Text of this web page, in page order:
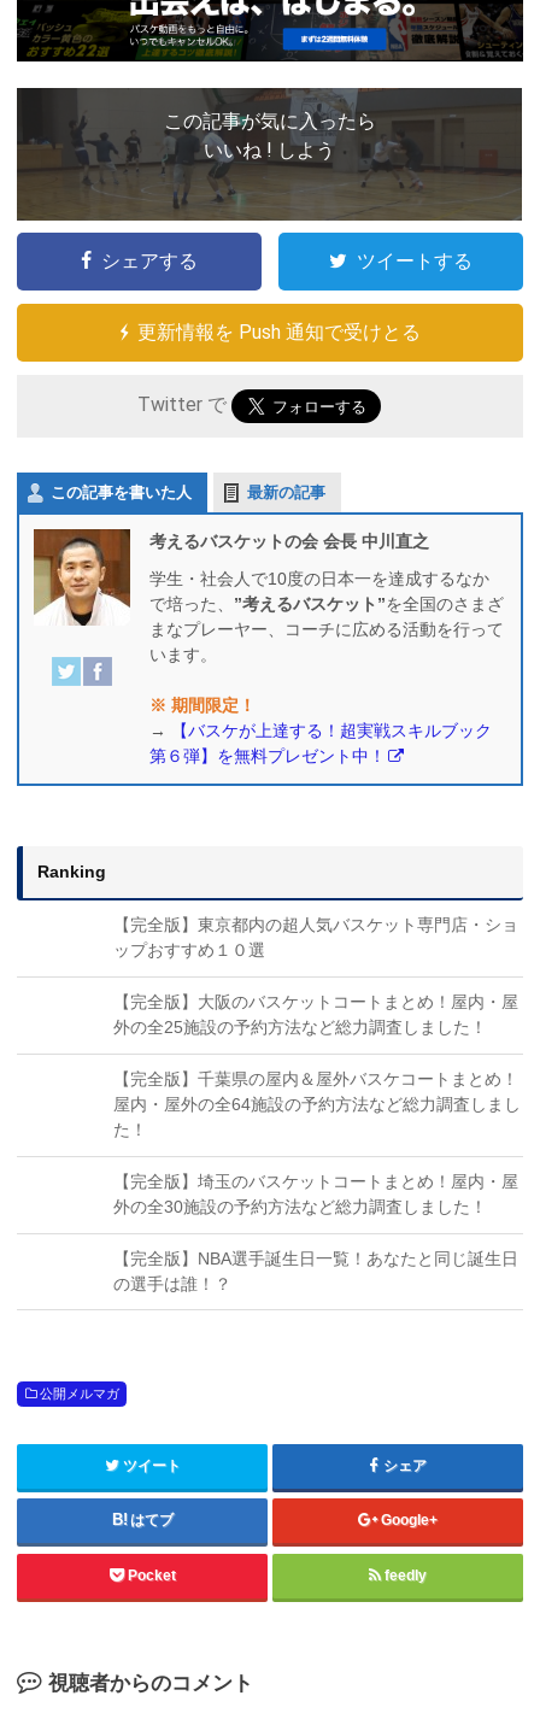
この記事が気に入ったら
いいね ! しよう
シェアする ツイートする
更新情報を Push 通知で受けとる
Twitter で
この記事を書いた人 最新の記事
考えるバスケットの会 会長 中川直之
学生・社会人で10度の日本一を達成するなか
で培った、 ”考えるバスケット”を全国のさまざ
まなプレーヤー、コーチに広める活動を行って
います。
※ 期間限定！
→
【バスケが上達する！超実戦スキルブック
第６弾】を無料プレゼント中！
Ranking
【完全版】東京都内の超人気バスケット専門店・ショ
ップおすすめ１０選
【完全版】大阪のバスケットコートまとめ！屋内・屋
外の全25施設の予約方法など総力調査しました！
【完全版】千葉県の屋内＆屋外バスケコートまとめ！
屋内・屋外の全64施設の予約方法など総力調査しまし
た！
【完全版】埼玉のバスケットコートまとめ！屋内・屋
外の全30施設の予約方法など総力調査しました！
【完全版】NBA選手誕生日一覧！あなたと同じ誕生日
の選手は誰！？
公開メルマガ
ツイート シェア
はてブ Google+
Pocket feedly
視聴者からのコメント